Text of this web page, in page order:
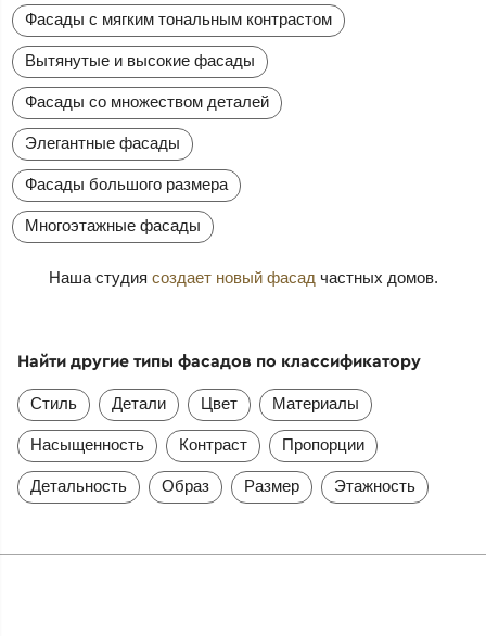
Фасады с мягким тональным контрастом
Вытянутые и высокие фасады
Фасады со множеством деталей
Элегантные фасады
Фасады большого размера
Многоэтажные фасады
Наша студия создает новый фасад частных домов.
Найти другие типы фасадов по классификатору
Стиль Детали Цвет Материалы
Насыщенность Контраст Пропорции
Детальность Образ Размер Этажность